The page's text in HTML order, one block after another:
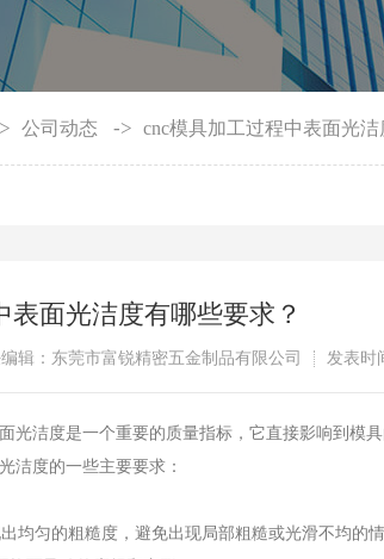
公司动态 -> cnc模具加工过程中表面光洁
表面光洁度有哪些要求？
辑：东莞市富锐精密五金制品有限公司 发表时
光洁度是一个重要的质量指标，它直接影响到模
洁度的一些主要要求：
均匀的粗糙度，避免出现局部粗糙或光滑不均的